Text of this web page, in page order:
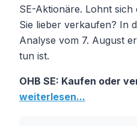
SE-Aktionäre. Lohnt sich
Sie lieber verkaufen? In
Analyse vom 7. August
tun ist.
OHB SE: Kaufen oder
weiterlesen...